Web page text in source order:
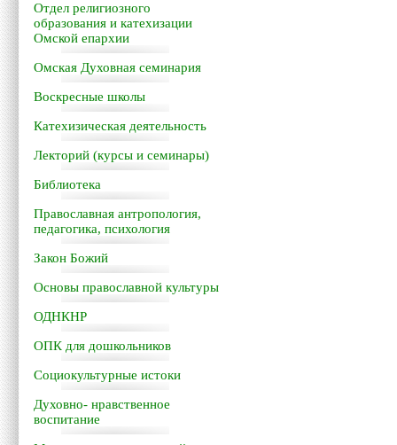
Отдел религиозного
образования и катехизации
Омской епархии
Омская Духовная семинария
Воскресные школы
Катехизическая деятельность
Лекторий (курсы и семинары)
Библиотека
Православная антропология,
педагогика, психология
Закон Божий
Основы православной культуры
ОДНКНР
ОПК для дошкольников
Социокультурные истоки
Духовно- нравственное
воспитание